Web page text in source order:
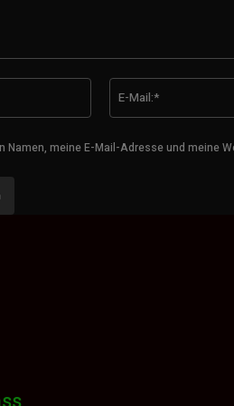
Namen, meine E-Mail-Adresse und meine